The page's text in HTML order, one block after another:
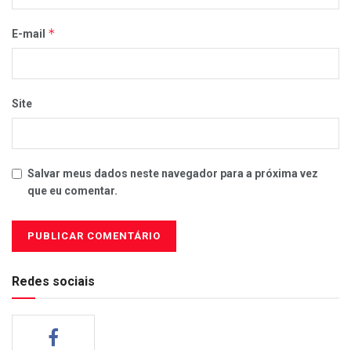
E-mail *
Site
Salvar meus dados neste navegador para a próxima vez
que eu comentar.
Redes sociais